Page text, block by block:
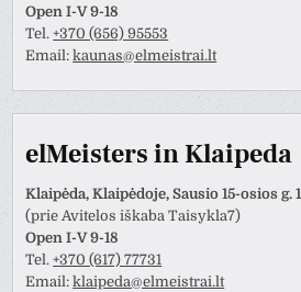
Open I-V 9-18
Tel.+370 (656) 95553
Email:kaunas@elmeistrai.lt
elMeisters in Klaipeda
Klaipėda, Klaipėdoje, Sausio 15-osios g.
(prie Avitelos iškaba Taisykla7)
Open I-V 9-18
Tel.+370 (617) 77731
Email:klaipeda@elmeistrai.lt